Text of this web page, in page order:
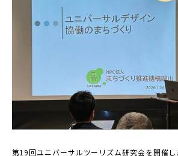
第19回ユニバーサルツーリズム研究会を開催し